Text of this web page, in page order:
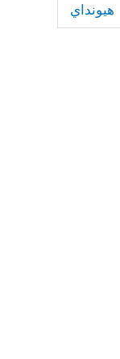
هيونداي